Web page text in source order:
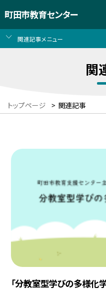
町田市教育センター
関連記事メニュー
関
トップページ > 関連記事
「分教室型学びの多様化